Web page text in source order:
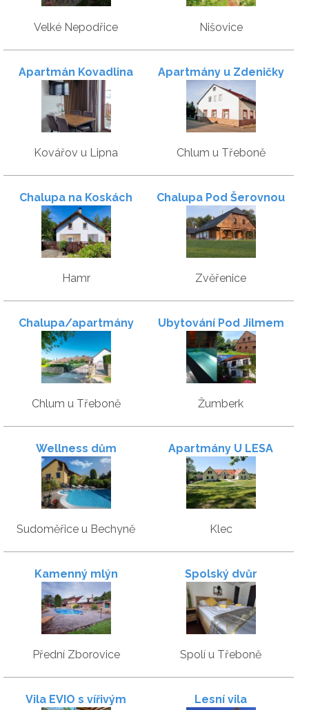
Velké Nepodřice Nišovice
Apartmán Kovadlina
Kovářov u Lipna
Apartmány u Zdeničky
Chlum u Třeboně
Chalupa na Koskách
Hamr
Chalupa Pod Šerovnou
Zvěřenice
Chalupa/apartmány
Mateřídouška
Chlum u Třeboně
Ubytování Pod Jilmem
Žumberk
Wellness dům
Sudoměřice
Sudoměřice u Bechyně
Apartmány U LESA
Klec
Kamenný mlýn
Přední Zborovice
Spolský dvůr
Spolí u Třeboně
Vila EVIO s vířivým Lesní vila